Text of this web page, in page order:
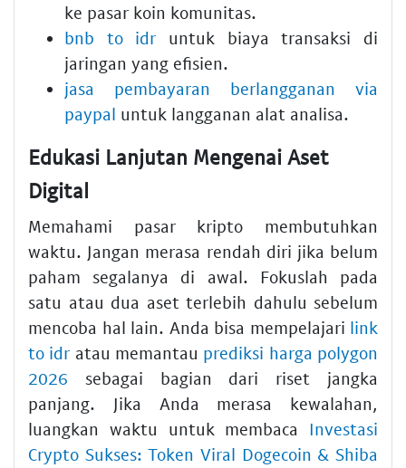
ke pasar koin komunitas.
bnb to idr untuk biaya transaksi di
jaringan yang efisien.
jasa pembayaran berlangganan via
paypal untuk langganan alat analisa.
Edukasi Lanjutan Mengenai Aset
Digital
Memahami pasar kripto membutuhkan
waktu. Jangan merasa rendah diri jika belum
paham segalanya di awal. Fokuslah pada
satu atau dua aset terlebih dahulu sebelum
mencoba hal lain. Anda bisa mempelajari link
to idr atau memantau prediksi harga polygon
2026 sebagai bagian dari riset jangka
panjang. Jika Anda merasa kewalahan,
luangkan waktu untuk membaca Investasi
Crypto Sukses: Token Viral Dogecoin & Shiba